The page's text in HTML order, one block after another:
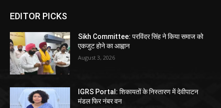
EDITOR PICKS
Sikh Committee: परविंदर सिंह ने किया समाज को
एकजुट होने का आह्वान
August 3, 2026
IGRS Portal: शिकायतों के निस्तारण में देवीपाटन
मंडल फिर नंबर वन